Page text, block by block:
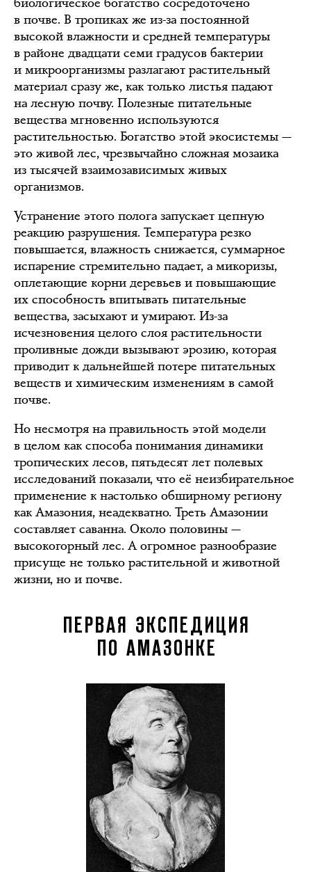
в почве. В тропиках же из-за постоянной
высокой влажности и средней температуры
в районе двадцати семи градусов бактерии
и микроорганизмы разлагают растительный
материал сразу же, как только листья падают
на лесную почву. Полезные питательные
вещества мгновенно используются
растительностью. Богатство этой экосистемы —
это живой лес, чрезвычайно сложная мозаика
из тысячей взаимозависимых живых
организмов.
Устранение этого полога запускает цепную
реакцию разрушения. Температура резко
повышается, влажность снижается, суммарное
испарение стремительно падает, а микоризы,
оплетающие корни деревьев и повышающие
их способность впитывать питательные
вещества, засыхают и умирают. Из-за
исчезновения целого слоя растительности
проливные дожди вызывают эрозию, которая
приводит к дальнейшей потере питательных
веществ и химическим изменениям в самой
почве.
Но несмотря на правильность этой модели
в целом как способа понимания динамики
тропических лесов, пятьдесят лет полевых
исследований показали, что её неизбирательное
применение к настолько обширному региону
как Амазония, неадекватно. Треть Амазонии
составляет саванна. Около половины —
высокогорный лес. А огромное разнообразие
присуще не только растительной и животной
жизни, но и почве.
ПЕРВАЯ ЭКСПЕДИЦИЯ
ПО АМАЗОНКЕ